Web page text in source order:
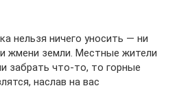
нельзя ничего уносить — ни
жмени земли. Местные жители
забрать что-то, то горные
наслав на вас